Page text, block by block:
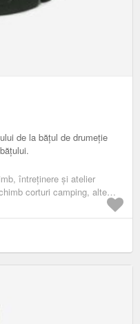
de la bățul de drumeție
întreținere și atelier
corturi camping, alte